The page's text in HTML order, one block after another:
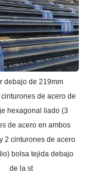
debajo de 219mm
de acero de
hexagonal liado (3
de acero en ambos
2 cinturones de acero
bolsa tejida debajo
de la st